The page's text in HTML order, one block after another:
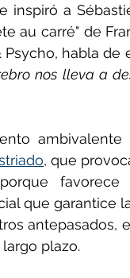
inspiró a
au carré" de
habla de
nos lleva a
, que
que garantice
antepasados,
plazo.